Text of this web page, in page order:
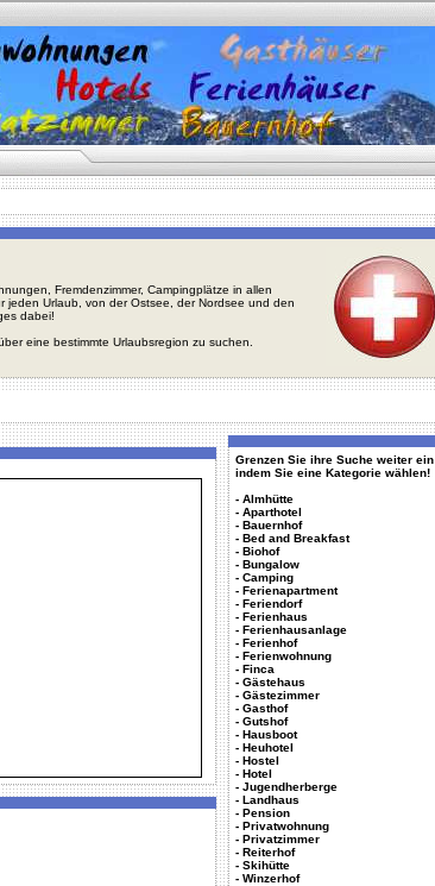
Fremdenzimmer, Campingplätze in allen
jeden Urlaub, von der Ostsee, der Nordsee und den
dabei!
eine bestimmte Urlaubsregion zu suchen.
Grenzen Sie ihre Suche weiter ein
indem Sie eine Kategorie wählen!
- Almhütte
- Aparthotel
- Bauernhof
- Bed and Breakfast
- Biohof
- Bungalow
- Camping
- Ferienapartment
- Feriendorf
- Ferienhaus
- Ferienhausanlage
- Ferienhof
- Ferienwohnung
- Finca
- Gästehaus
- Gästezimmer
- Gasthof
- Gutshof
- Hausboot
- Heuhotel
- Hostel
- Hotel
- Jugendherberge
- Landhaus
- Pension
- Privatwohnung
- Privatzimmer
- Reiterhof
- Skihütte
- Winzerhof